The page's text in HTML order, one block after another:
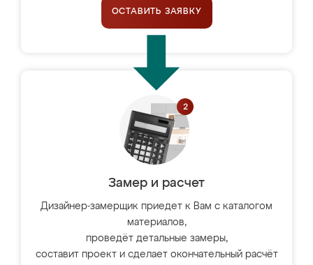
ОСТАВИТЬ ЗАЯВКУ
Замер и расчет
Дизайнер-замерщик приедет к Вам с каталогом
материалов,
проведёт детальные замеры,
составит проект и сделает окончательный расчёт